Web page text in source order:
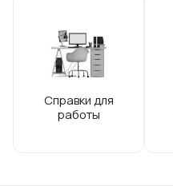
Справки для
работы